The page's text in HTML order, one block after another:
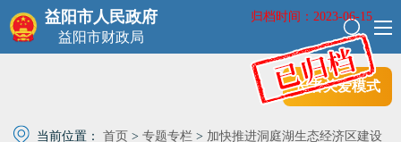
归档时间：2023-06-15
长者关爱模式
益阳市人民政府
益阳市财政局
当前位置： 首页 > 专题专栏 > 加快推进洞庭湖生态经济区建设